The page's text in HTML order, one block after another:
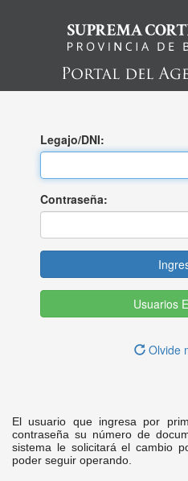
Legajo/DNI:
Contraseña:
Usuarios
Olvide
El usuario que ingresa por
contraseña su número de
sistema le solicitará el cambio
poder seguir operando.